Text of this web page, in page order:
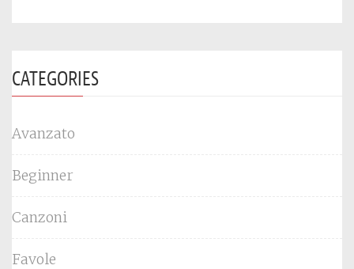
CATEGORIES
Avanzato
Beginner
Canzoni
Favole